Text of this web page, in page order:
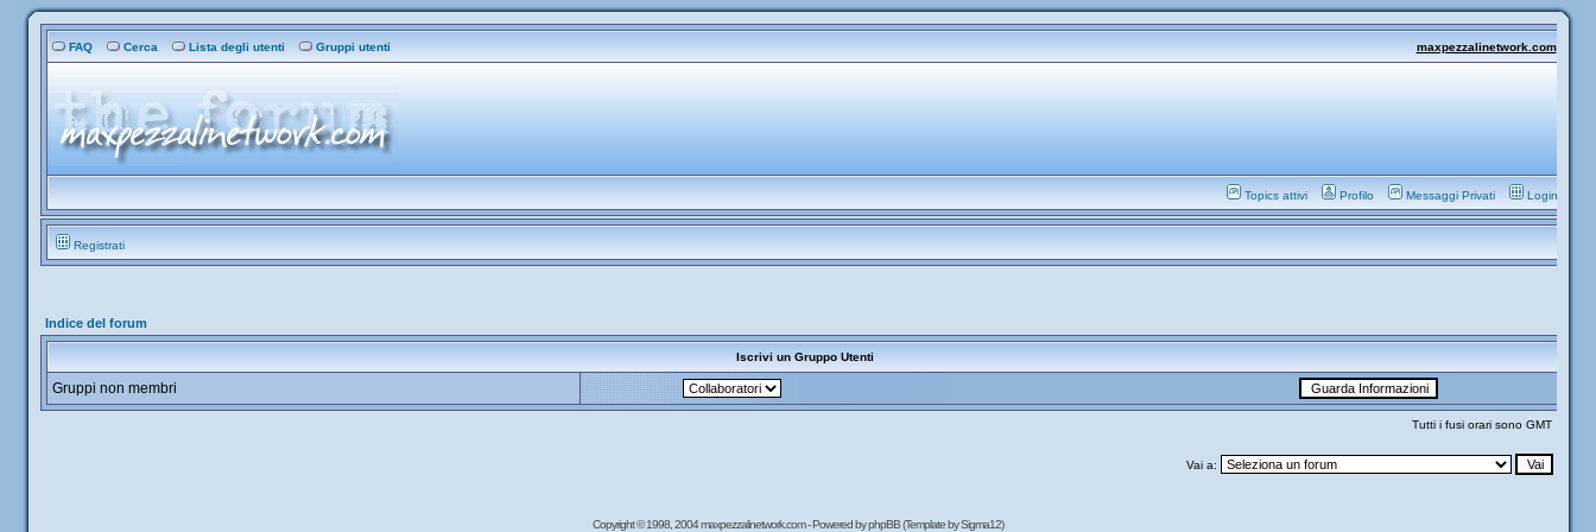
FAQ Cerca Lista degli utenti Gruppi utenti maxpezzalinetwork.com
Topics attivi Profilo Messaggi Privati Login
Registrati
Indice del forum
Iscrivi un Gruppo Utenti
Gruppi non membri
Tutti i fusi orari sono GMT
Vai a:
Copyright © 1998, 2004 maxpezzalinetwork.com - Powered byphpBB(Template by Sigma12)